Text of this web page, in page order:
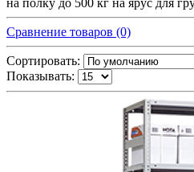
Сравнение товаров (0)
Сортировать:
Показывать: